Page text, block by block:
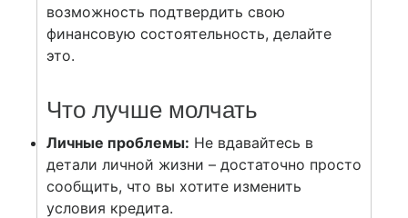
возможность подтвердить свою
финансовую состоятельность, делайте
это.
Что лучше молчать
Личные проблемы: Не вдавайтесь в
детали личной жизни – достаточно просто
сообщить, что вы хотите изменить
условия кредита.